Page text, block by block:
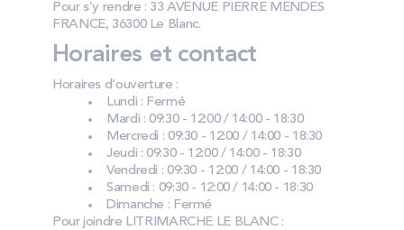
Pour s’y rendre : 33 AVENUE PIERRE MENDES
FRANCE, 36300 Le Blanc.
Horaires et contact
Horaires d’ouverture :
Lundi : Fermé
Mardi : 09:30 - 12:00 / 14:00 - 18:30
Mercredi : 09:30 - 12:00 / 14:00 - 18:30
Jeudi : 09:30 - 12:00 / 14:00 - 18:30
Vendredi : 09:30 - 12:00 / 14:00 - 18:30
Samedi : 09:30 - 12:00 / 14:00 - 18:30
Dimanche : Fermé
Pour joindre LITRIMARCHE LE BLANC :